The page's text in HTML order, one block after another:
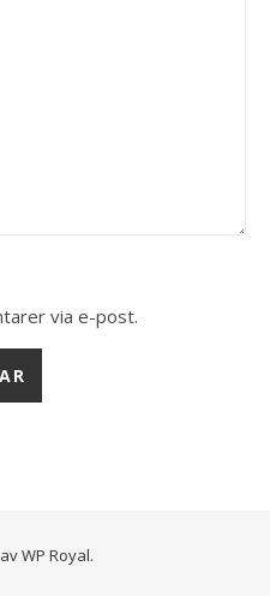
via e-post.
WP Royal.